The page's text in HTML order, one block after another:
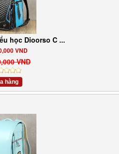
học Dioorso C ...
VND
VND
hàng